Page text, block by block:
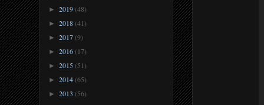
► 2019(48)
► 2018(41)
► 2017(9)
► 2016(17)
► 2015(51)
► 2014(65)
► 2013 (56)